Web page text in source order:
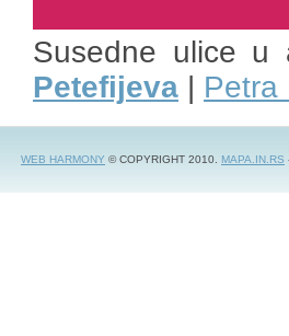
Susedne ulice u
Petefijeva | Petra
WEB HARMONY © COPYRIGHT 2010. MAPA.IN.RS